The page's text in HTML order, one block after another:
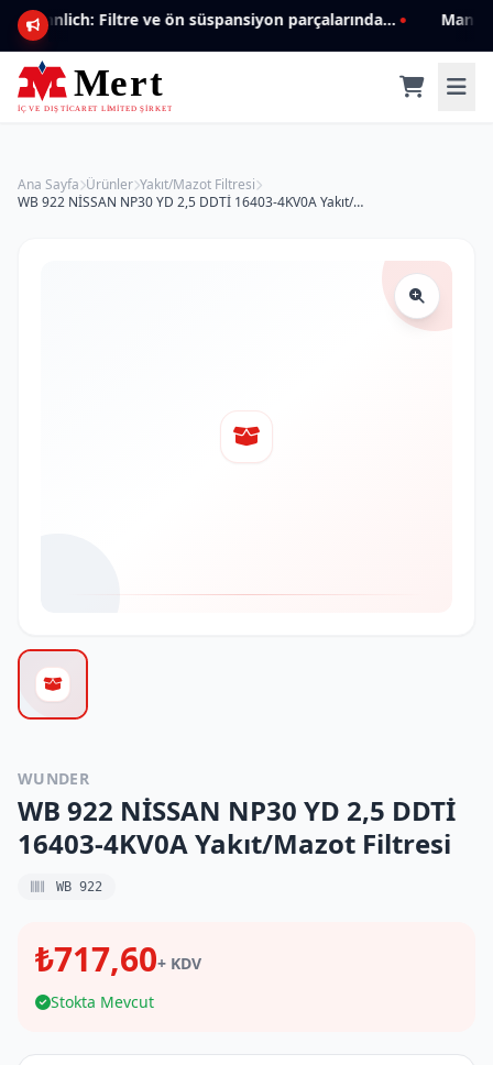
Mannlich: Filtre ve ön süspansiyon parçalarında genişleyen ürün yelpazesiyle kalite ve güven.
Ana Sayfa Ürünler Yakıt/Mazot Filtresi
WB 922 NİSSAN NP30 YD 2,5 DDTİ 16403-4KV0A Yakıt/Mazot Filtresi
WUNDER
WB 922 NİSSAN NP30 YD 2,5 DDTİ
16403-4KV0A Yakıt/Mazot Filtresi
WB 922
₺717,60+ KDV
Stokta Mevcut